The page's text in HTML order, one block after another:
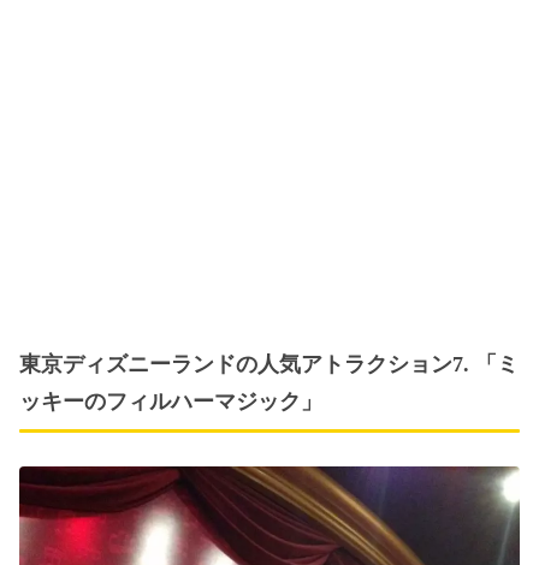
東京ディズニーランドの人気アトラクション7. 「ミ
ッキーのフィルハーマジック」